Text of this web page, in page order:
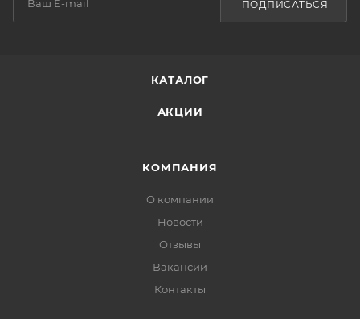
ПОДПИСАТЬСЯ
КАТАЛОГ
АКЦИИ
КОМПАНИЯ
О компании
Новости
Отзывы
Вакансии
Контакты